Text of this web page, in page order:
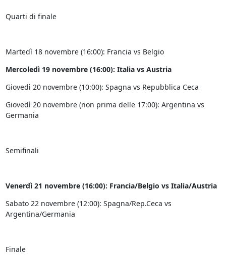
Quarti di finale
Martedì 18 novembre (16:00): Francia vs Belgio
Mercoledì 19 novembre (16:00): Italia vs Austria
Giovedì 20 novembre (10:00): Spagna vs Repubblica Ceca
Giovedì 20 novembre (non prima delle 17:00): Argentina vs
Germania
Semifinali
Venerdì 21 novembre (16:00): Francia/Belgio vs Italia/Austria
Sabato 22 novembre (12:00): Spagna/Rep.Ceca vs
Argentina/Germania
Finale